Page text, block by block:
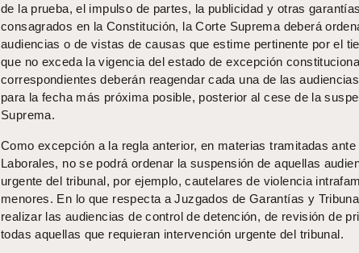
de la prueba, el impulso de partes, la publicidad y otras
consagrados en la Constitución, la Corte Suprema deberá
audiencias o de vistas de causas que estime pertinente por el
que no exceda la vigencia del estado de excepción
correspondientes deberán reagendar cada una de las
para la fecha más próxima posible, posterior al cese de la
Suprema.
Como excepción a la regla anterior, en materias tramitadas
Laborales, no se podrá ordenar la suspensión de aquellas
urgente del tribunal, por ejemplo, cautelares de violencia
menores. En lo que respecta a Juzgados de Garantías y
realizar las audiencias de control de detención, de revisión de
todas aquellas que requieran intervención urgente del tribunal.